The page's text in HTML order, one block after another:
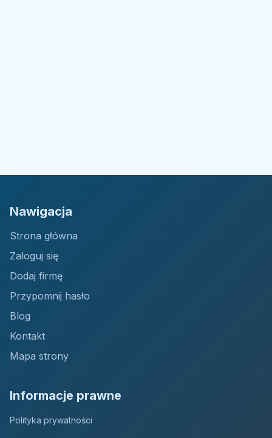
Nawigacja
Strona główna
Zaloguj się
Dodaj firmę
Przypomnij hasło
Blog
Kontakt
Mapa strony
Informacje prawne
Polityka prywatności